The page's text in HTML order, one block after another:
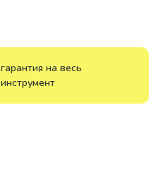
гарантия на весь
инструмент